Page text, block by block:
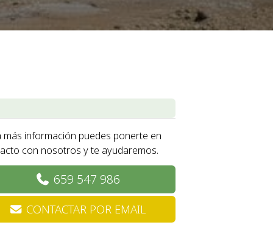
más información puedes ponerte en
con nosotros y te ayudaremos.
659 547 986
CONTACTAR POR EMAIL